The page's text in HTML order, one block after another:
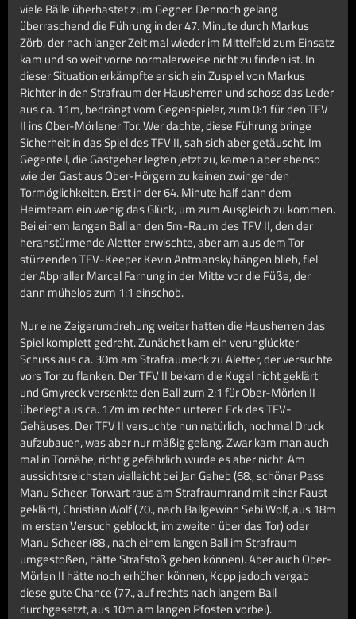
viele Bälle überhastet zum Gegner. Dennoch gelang
überraschend die Führung in der 47. Minute durch Markus
Zörb, der nach langer Zeit mal wieder im Mittelfeld zum Einsatz
kam und so weit vorne normalerweise nicht zu finden ist. In
dieser Situation erkämpfte er sich ein Zuspiel von Markus
Richter in den Strafraum der Hausherren und schoss das Leder
aus ca. 11m, bedrängt vom Gegenspieler, zum 0:1 für den TFV
II ins Ober-Mörlener Tor. Wer dachte, diese Führung bringe
Sicherheit in das Spiel des TFV II, sah sich aber getäuscht. Im
Gegenteil, die Gastgeber legten jetzt zu, kamen aber ebenso
wie der Gast aus Ober-Hörgern zu keinen zwingenden
Tormöglichkeiten. Erst in der 64. Minute half dann dem
Heimteam ein wenig das Glück, um zum Ausgleich zu kommen.
Bei einem langen Ball an den 5m-Raum des TFV II, den der
heranstürmende Aletter erwischte, aber am aus dem Tor
stürzenden TFV-Keeper Kevin Antmansky hängen blieb, fiel
der Abpraller Marcel Farnung in der Mitte vor die Füße, der
dann mühelos zum 1:1 einschob.
Nur eine Zeigerumdrehung weiter hatten die Hausherren das
Spiel komplett gedreht. Zunächst kam ein verunglückter
Schuss aus ca. 30m am Strafraumeck zu Aletter, der versuchte
vors Tor zu flanken. Der TFV II bekam die Kugel nicht geklärt
und Gmyreck versenkte den Ball zum 2:1 für Ober-Mörlen II
überlegt aus ca. 17m im rechten unteren Eck des TFV-
Gehäuses. Der TFV II versuchte nun natürlich, nochmal Druck
aufzubauen, was aber nur mäßig gelang. Zwar kam man auch
mal in Tornähe, richtig gefährlich wurde es aber nicht. Am
aussichtsreichsten vielleicht bei Jan Geheb (68., schöner Pass
Manu Scheer, Torwart raus am Strafraumrand mit einer Faust
geklärt), Christian Wolf (70., nach Ballgewinn Sebi Wolf, aus 18m
im ersten Versuch geblockt, im zweiten über das Tor) oder
Manu Scheer (88., nach einem langen Ball im Strafraum
umgestoßen, hätte Strafstoß geben können). Aber auch Ober-
Mörlen II hätte noch erhöhen können, Kopp jedoch vergab
diese gute Chance (77., auf rechts nach langem Ball
durchgesetzt, aus 10m am langen Pfosten vorbei).